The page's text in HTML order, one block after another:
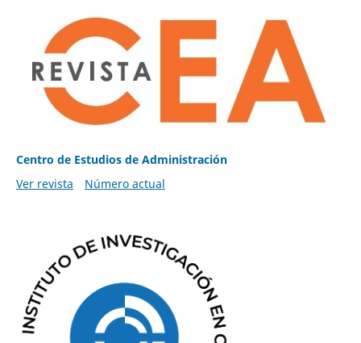
Centro de Estudios de Administración
Ver revista
Número actual